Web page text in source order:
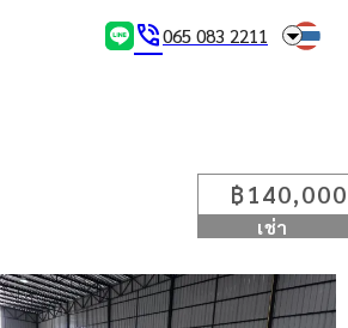
phone_in_talk065 083 2211 arrow_drop_down
฿140,000
เช่า